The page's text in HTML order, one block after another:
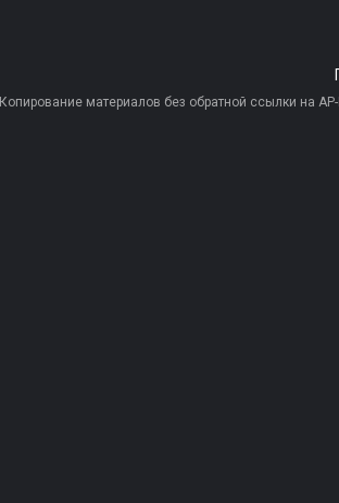
Копирование материалов без обратной ссылки на